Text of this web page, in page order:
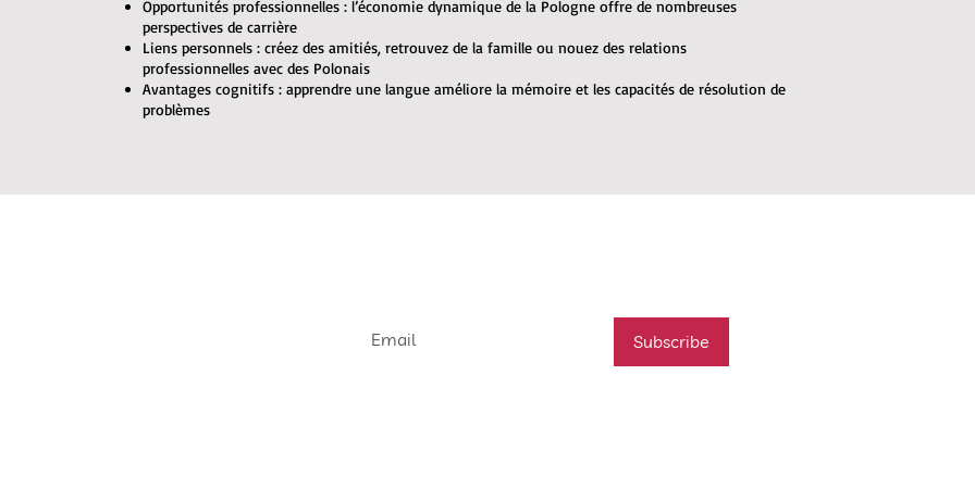
Opportunités professionnelles : l’économie dynamique de la Pologne offre de nombreuses
perspectives de carrière
Liens personnels : créez des amitiés, retrouvez de la famille ou nouez des relations
professionnelles avec des Polonais
Avantages cognitifs : apprendre une langue améliore la mémoire et les capacités de résolution de
problèmes
Subscribe